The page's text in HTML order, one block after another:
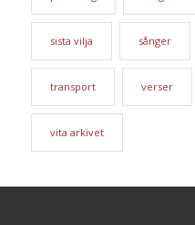
sista vilja sånger
transport verser
vita arkivet